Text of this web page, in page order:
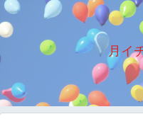
月イ